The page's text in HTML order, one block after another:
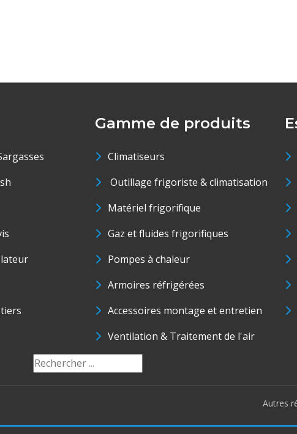
Gamme de produits
Climatiseurs
Outillage frigoriste & climatisation
Matériel frigorifique
Gaz et fluides frigorifiques
Pompes à chaleur
Armoires réfrigérées
Accessoires montage et entretien
Ventilation & Traitement de l'air
Autres